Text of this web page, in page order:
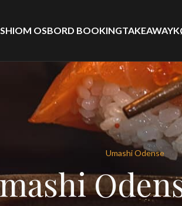
OM OSBORD BOOKINGTAKEAWAY
Umashi Odense